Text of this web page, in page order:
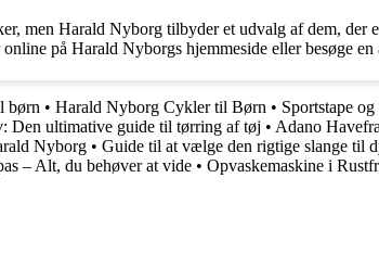
men Harald Nyborg tilbyder et udvalg af dem, der
på Harald Nyborgs hjemmeside eller besøge
børn • Harald Nyborg Cykler til Børn • Sportstape
Den ultimative guide til tørring af tøj • Adano
Nyborg • Guide til at vælge den rigtige slange til
– Alt, du behøver at vide • Opvaskemaskine i